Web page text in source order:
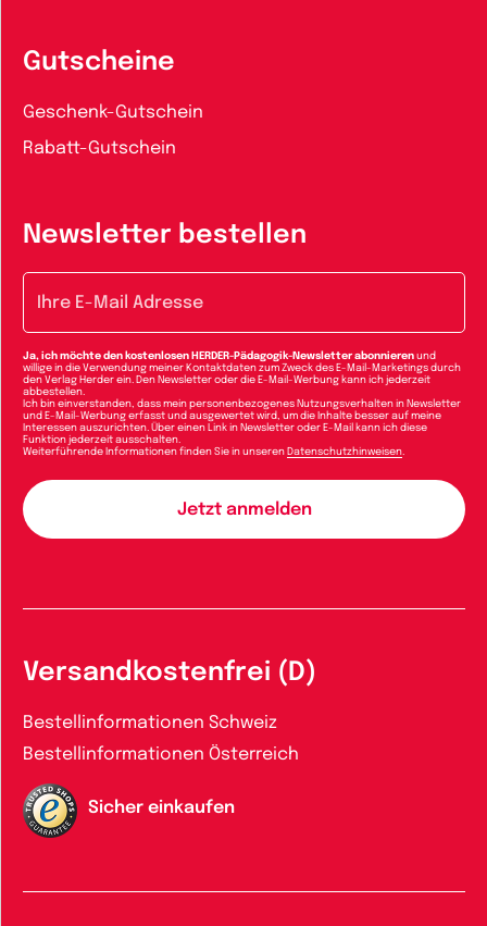
Gutscheine
Geschenk-Gutschein
Rabatt-Gutschein
Newsletter bestellen
Ja, ich möchte den kostenlosen HERDER-Pädagogik-Newsletter abonnieren und
willige in die Verwendung meiner Kontaktdaten zum Zweck des E-Mail-Marketings durch
den Verlag Herder ein. Den Newsletter oder die E-Mail-Werbung kann ich jederzeit
abbestellen.
Ich bin einverstanden, dass mein personenbezogenes Nutzungsverhalten in Newsletter
und E-Mail-Werbung erfasst und ausgewertet wird, um die Inhalte besser auf meine
Interessen auszurichten. Über einen Link in Newsletter oder E-Mail kann ich diese
Funktion jederzeit ausschalten.
Weiterführende Informationen finden Sie in unseren Datenschutzhinweisen.
Versandkostenfrei (D)
Bestellinformationen Schweiz
Bestellinformationen Österreich
Sicher einkaufen